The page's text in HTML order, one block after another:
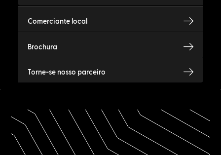
Comerciante local
Brochura
Torne-se nosso parceiro